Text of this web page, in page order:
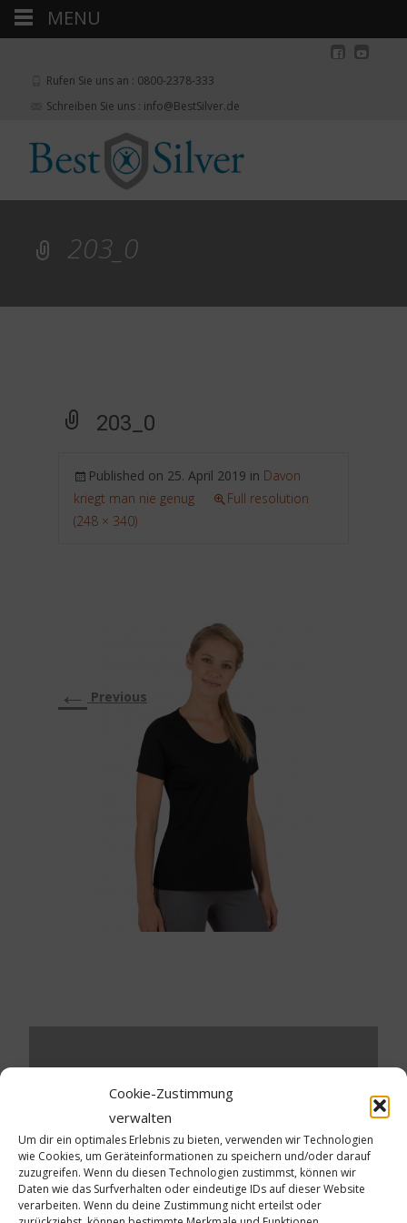
Cookie-Zustimmung
verwalten
Um dir ein optimales Erlebnis zu bieten, verwenden wir Technologien
wie Cookies, um Geräteinformationen zu speichern und/oder darauf
zuzugreifen. Wenn du diesen Technologien zustimmst, können wir
Daten wie das Surfverhalten oder eindeutige IDs auf dieser Website
verarbeiten. Wenn du deine Zustimmung nicht erteilst oder
Rufen Sie uns an : 0800-2378-333
Schreiben Sie uns : info@BestSilver.de
203_0
203_0
Published on 25. April 2019 in Davon
kriegt man nie genug
Full resolution
(248 × 340)
← Previous
Schreibe einen Kommentar
Deine E-Mail-Adresse wird nicht veröffentlicht.
Erforderliche Felder sind mit*markiert
Kommentar*
MENU